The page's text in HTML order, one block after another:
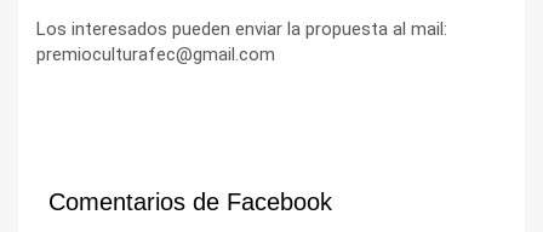
Los interesados pueden enviar la propuesta al mail:
premioculturafec@gmail.com
Comentarios de Facebook